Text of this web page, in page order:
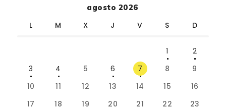
agosto 2026
L M X J V S D
1
2
3
4 5 6 7 8
9
10
11 12 13 14 15
16
17
18 19 20 21 22
23